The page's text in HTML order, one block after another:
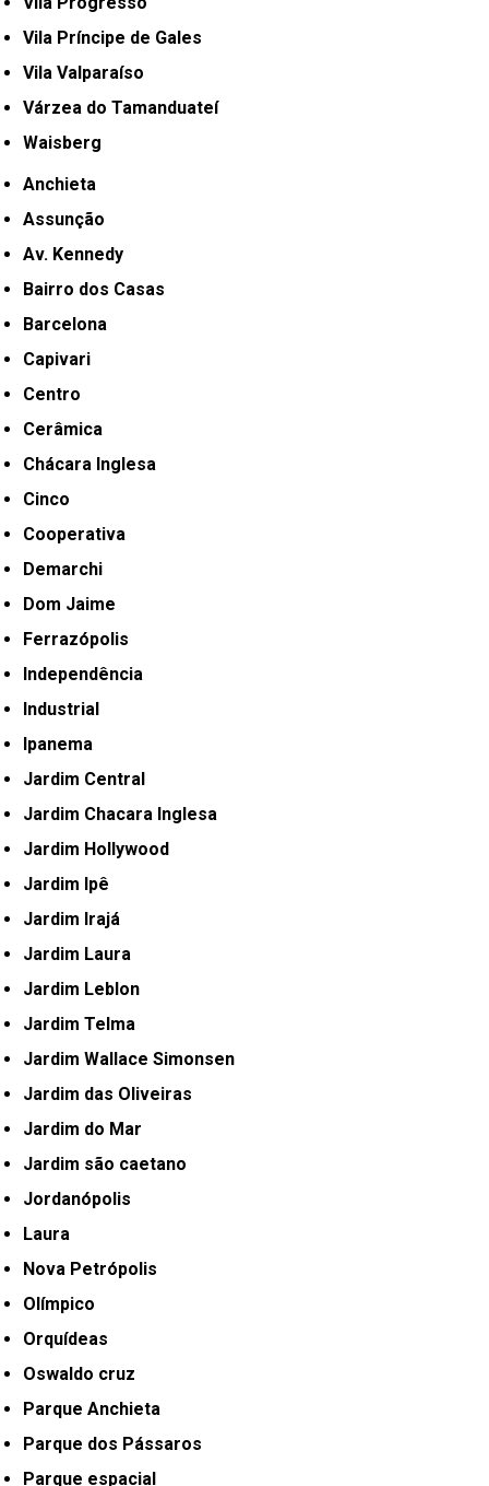
Vila Príncipe de Gales
Vila Valparaíso
Várzea do Tamanduateí
Waisberg
Anchieta
Assunção
Av. Kennedy
Bairro dos Casas
Barcelona
Capivari
Centro
Cerâmica
Chácara Inglesa
Cinco
Cooperativa
Demarchi
Dom Jaime
Ferrazópolis
Independência
Industrial
Ipanema
Jardim Central
Jardim Chacara Inglesa
Jardim Hollywood
Jardim Ipê
Jardim Irajá
Jardim Laura
Jardim Leblon
Jardim Telma
Jardim Wallace Simonsen
Jardim das Oliveiras
Jardim do Mar
Jardim são caetano
Jordanópolis
Laura
Nova Petrópolis
Olímpico
Orquídeas
Oswaldo cruz
Parque Anchieta
Parque dos Pássaros
Parque espacial